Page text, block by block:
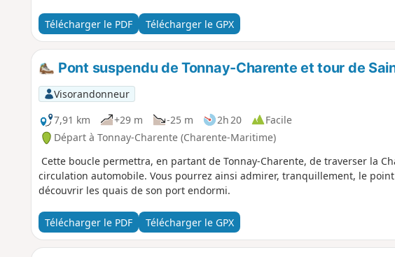
Télécharger le PDF Télécharger le GPX
Pont suspendu de Tonnay-Charente et tour de
Visorandonneur
7,91 km
+29 m -25 m 2h 20
Facile
Départ à Tonnay-Charente (Charente-Maritime)
Cette boucle permettra, en partant de Tonnay-Charente, de traverser la
circulation automobile. Vous pourrez ainsi admirer, tranquillement, le
découvrir les quais de son port endormi.
Télécharger le PDF Télécharger le GPX